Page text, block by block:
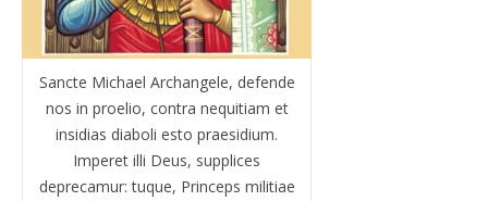
Sancte Michael Archangele, defende
nos in proelio, contra nequitiam et
insidias diaboli esto praesidium.
Imperet illi Deus, supplices
deprecamur: tuque, Princeps militiae